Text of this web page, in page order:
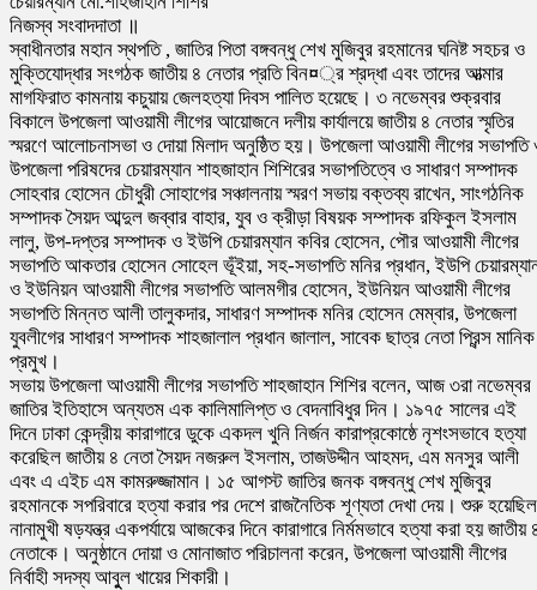
নিজস্ব সংবাদদাতা ॥
স্বাধীনতার মহান স্থপতি , জাতির পিতা বঙ্গবন্ধু শেখ মুজিবুর রহমানের ঘনিষ্ট সহচর ও
মুক্তিযোদ্ধার সংগঠক জাতীয় ৪ নেতার প্রতি বিন¤্র শ্রদ্ধা এবং তাদের আত্মার
মাগফিরাত কামনায় কচুয়ায় জেলহত্যা দিবস পালিত হয়েছে। ৩ নভেম্বর শুক্রবার
বিকালে উপজেলা আওয়ামী লীগের আয়োজনে দলীয় কার্যালয়ে জাতীয় ৪ নেতার স্মৃতির
স্মরণে আলোচনাসভা ও দোয়া মিলাদ অনুষ্ঠিত হয়। উপজেলা আওয়ামী লীগের সভাপতি
উপজেলা পরিষদের চেয়ারম্যান শাহজাহান শিশিরের সভাপতিত্বে ও সাধারণ সম্পাদক
সোহবার হোসেন চৌধুরী সোহাগের সঞ্চালনায় স্মরণ সভায় বক্তব্য রাখেন, সাংগঠনিক
সম্পাদক সৈয়দ আব্দুল জব্বার বাহার, যুব ও ক্রীড়া বিষয়ক সম্পাদক রফিকুল ইসলাম
লালু, উপ-দপ্তর সম্পাদক ও ইউপি চেয়ারম্যান কবির হোসেন, পৌর আওয়ামী লীগের
সভাপতি আকতার হোসেন সোহেল ভূঁইয়া, সহ-সভাপতি মনির প্রধান, ইউপি
ও ইউনিয়ন আওয়ামী লীগের সভাপতি আলমগীর হোসেন, ইউনিয়ন আওয়ামী লীগের
সভাপতি মিন্নত আলী তালুকদার, সাধারণ সম্পাদক মনির হোসেন মেম্বার, উপজেলা
যুবলীগের সাধারণ সম্পাদক শাহজালাল প্রধান জালাল, সাবেক ছাত্র নেতা প্রিন্স মানিক
প্রমুখ।
সভায় উপজেলা আওয়ামী লীগের সভাপতি শাহজাহান শিশির বলেন, আজ ৩রা নভেম্বর
জাতির ইতিহাসে অন্যতম এক কালিমালিপ্ত ও বেদনাবিধুর দিন। ১৯৭৫ সালের এই
দিনে ঢাকা কেন্দ্রীয় কারাগারে ডুকে একদল খুনি নির্জন কারাপ্রকোষ্ঠে নৃশংসভাবে হত্যা
করেছিল জাতীয় ৪ নেতা সৈয়দ নজরুল ইসলাম, তাজউদ্দীন আহমদ, এম মনসুর আলী
এবং এ এইচ এম কামরুজ্জামান। ১৫ আগস্ট জাতির জনক বঙ্গবন্ধু শেখ মুজিবুর
রহমানকে সপরিবারে হত্যা করার পর দেশে রাজনৈতিক শূণ্যতা দেখা দেয়। শুরু হয়েছিল
নানামুখী ষড়যন্ত্র একপর্যায়ে আজকের দিনে কারাগারে নির্মমভাবে হত্যা করা হয় জাতীয়
নেতাকে। অনুষ্ঠানে দোয়া ও মোনাজাত পরিচালনা করেন, উপজেলা আওয়ামী লীগের
নির্বাহী সদস্য আবুুল খায়ের শিকারী।